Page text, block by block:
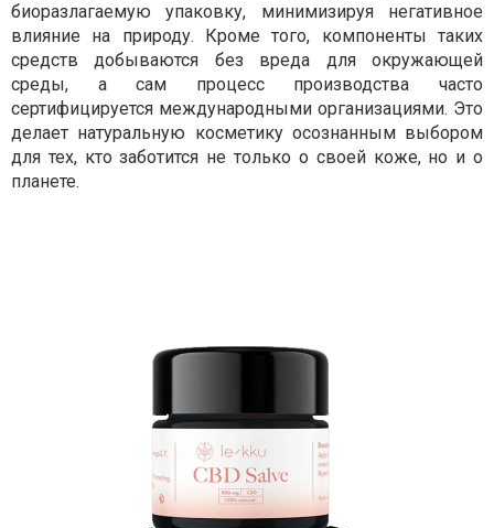
биоразлагаемую упаковку, минимизируя негативное
влияние на природу. Кроме того, компоненты таких
средств добываются без вреда для окружающей
среды, а сам процесс производства часто
сертифицируется международными организациями. Это
делает натуральную косметику осознанным выбором
для тех, кто заботится не только о своей коже, но и о
планете.